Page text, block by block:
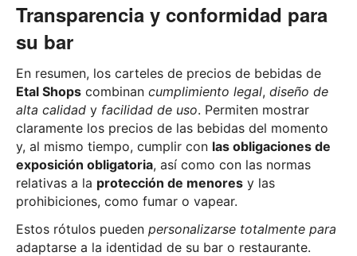
Transparencia y conformidad para
su bar
En resumen, los carteles de precios de bebidas de
Etal Shops combinan cumplimiento legal, diseño de
alta calidad y facilidad de uso. Permiten mostrar
claramente los precios de las bebidas del momento
y, al mismo tiempo, cumplir con las obligaciones de
exposición obligatoria, así como con las normas
relativas a la protección de menores y las
prohibiciones, como fumar o vapear.
Estos rótulos pueden personalizarse totalmente para
adaptarse a la identidad de su bar o restaurante.